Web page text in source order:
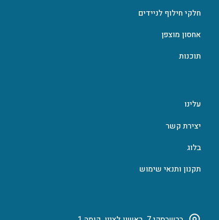
חלקי חילוף לניידים
אחסון מוצפן
תוכנות
עלינו
יצירת קשר
בלוג
תקנון ותנאי שימוש